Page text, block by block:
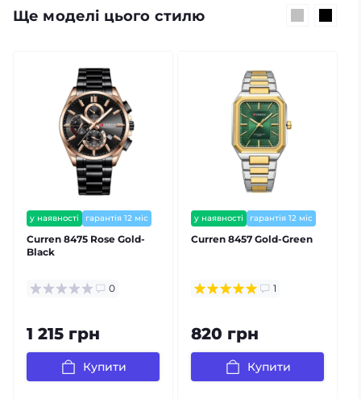
Ще моделі цього стилю
у наявності гарантія 12 міс
Сurren 8475 Rose Gold-
Black
0
1 215 грн
Купити
у наявності гарантія 12 міс
Curren 8457 Gold-Green
1
820 грн
Купити